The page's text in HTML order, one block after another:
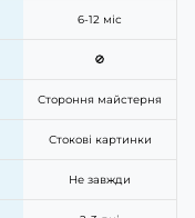
6-12 міс
🚫
Стороння майстерня
Стокові картинки
Не завжди